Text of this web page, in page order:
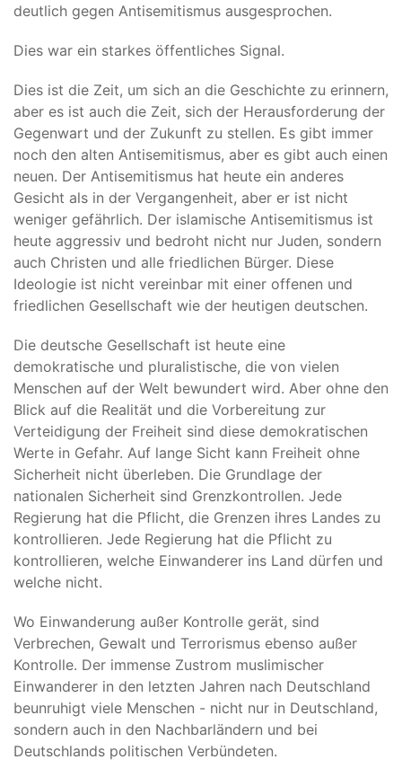
deutlich gegen Antisemitismus ausgesprochen.
Dies war ein starkes öffentliches Signal.
Dies ist die Zeit, um sich an die Geschichte zu erinnern,
aber es ist auch die Zeit, sich der Herausforderung der
Gegenwart und der Zukunft zu stellen. Es gibt immer
noch den alten Antisemitismus, aber es gibt auch einen
neuen. Der Antisemitismus hat heute ein anderes
Gesicht als in der Vergangenheit, aber er ist nicht
weniger gefährlich. Der islamische Antisemitismus ist
heute aggressiv und bedroht nicht nur Juden, sondern
auch Christen und alle friedlichen Bürger. Diese
Ideologie ist nicht vereinbar mit einer offenen und
friedlichen Gesellschaft wie der heutigen deutschen.
Die deutsche Gesellschaft ist heute eine
demokratische und pluralistische, die von vielen
Menschen auf der Welt bewundert wird. Aber ohne den
Blick auf die Realität und die Vorbereitung zur
Verteidigung der Freiheit sind diese demokratischen
Werte in Gefahr. Auf lange Sicht kann Freiheit ohne
Sicherheit nicht überleben. Die Grundlage der
nationalen Sicherheit sind Grenzkontrollen. Jede
Regierung hat die Pflicht, die Grenzen ihres Landes zu
kontrollieren. Jede Regierung hat die Pflicht zu
kontrollieren, welche Einwanderer ins Land dürfen und
welche nicht.
Wo Einwanderung außer Kontrolle gerät, sind
Verbrechen, Gewalt und Terrorismus ebenso außer
Kontrolle. Der immense Zustrom muslimischer
Einwanderer in den letzten Jahren nach Deutschland
beunruhigt viele Menschen - nicht nur in Deutschland,
sondern auch in den Nachbarländern und bei
Deutschlands politischen Verbündeten.